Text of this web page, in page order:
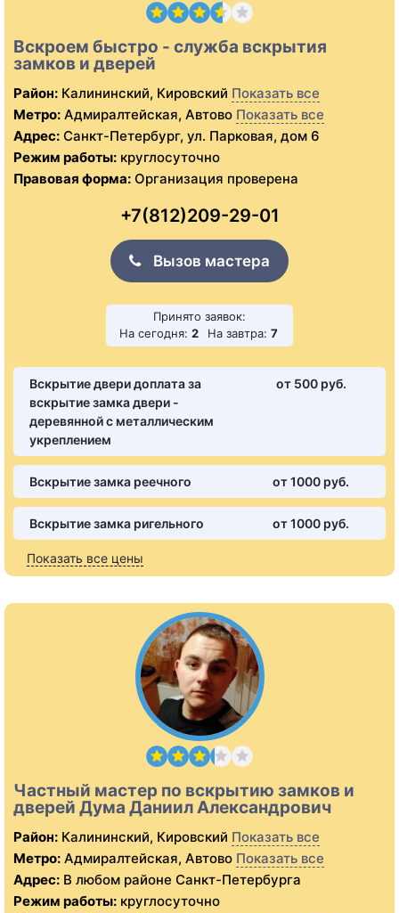
Вскроем быстро - служба вскрытия
замков и дверей
Район: Калининский, Кировский Показать все
Метро: Адмиралтейская, Автово Показать все
Адрес: Санкт-Петербург, ул. Парковая, дом 6
Режим работы: круглосуточно
Правовая форма: Организация проверена
+7(812)209-29-01
Вызов мастера
Принято заявок:
На сегодня: 2 На завтра: 7
Вскрытие двери доплата за
вскрытие замка двери -
деревянной с металлическим
укреплением
от 500 pуб.
Вскрытие замка реечного от 1000 pуб.
Вскрытие замка ригельного от 1000 pуб.
Показать все цены
Частный мастер по вскрытию замков и
дверей Дума Даниил Александрович
Район: Калининский, Кировский Показать все
Метро: Адмиралтейская, Автово Показать все
Адрес: В любом районе Санкт-Петербурга
Режим работы: круглосуточно